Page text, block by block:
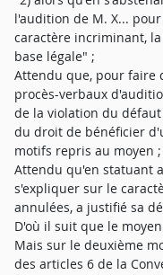
l'audition de M. X...
caractère incriminant,
base légale" ;
Attendu que, pour faire
procès-verbaux
de la violation du
du droit de bénéficier
motifs repris au moyen ;
Attendu qu'en statuant
s'expliquer sur le
annulées, a justifié sa
D'où il suit que le
Mais sur le deuxième
des articles 6 de la